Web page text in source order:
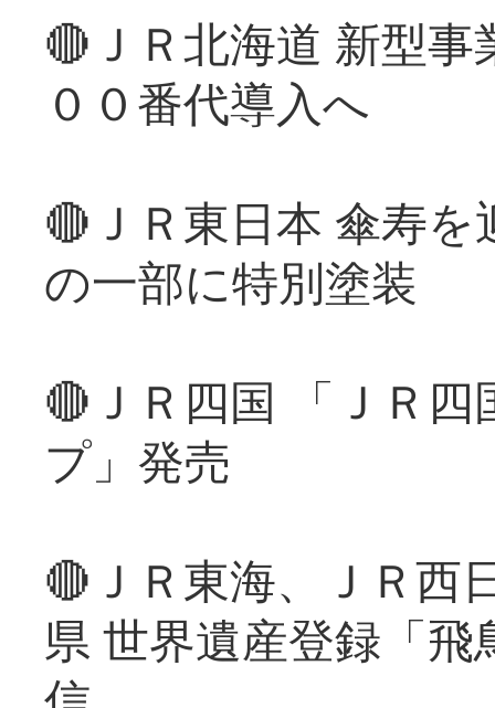
🔴ＪＲ北海道 新型
００番代導入へ
🔴ＪＲ東日本 傘寿
の一部に特別塗装
🔴ＪＲ四国 「ＪＲ
プ」発売
🔴ＪＲ東海、ＪＲ西
県 世界遺産登録「